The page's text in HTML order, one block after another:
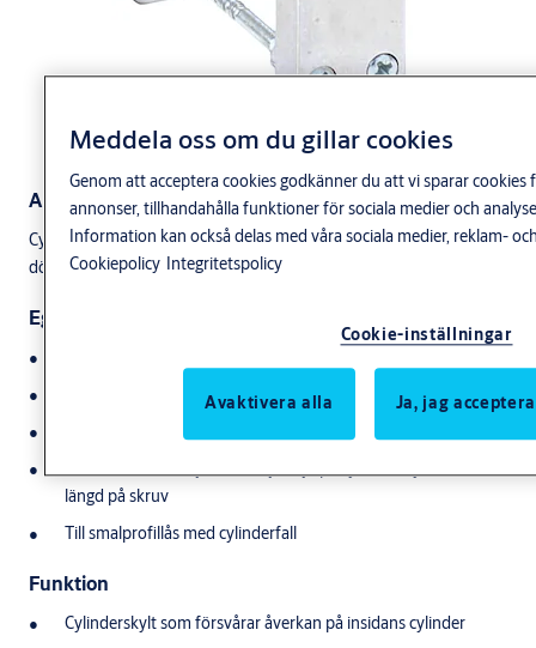
Användningsområde
Cylinderbehör för dekorativ beslagning samt för låsning från
dörrens insida där krav på godkänd låsning inte ställs.
Egenskaper
Ytbehandling: Glansförkromat
För montering tillsammans med invändig oval cylinder
längd på skruv
Till smalprofillås med cylinderfall
Funktion
Cylinderskylt som försvårar åverkan på insidans cylinder
Meddela oss om du gillar cookies
Genom att acceptera cookies godkänner du att vi sparar cookies
annonser, tillhandahålla funktioner för sociala medier och
Information kan också delas med våra sociala medier, reklam-
Cookiepolicy Integritetspolicy
Cookie-inställningar
Avaktivera alla Ja, jag